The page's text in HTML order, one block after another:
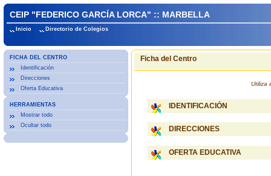
CEIP "FEDERICO GARCÍA LORCA" :: MARBELLA
Inicio Directorio de Colegios
FICHA DEL CENTRO
Identificación
Direcciones
Oferta Educativa
HERRAMIENTAS
Mostrar todo
Ocultar todo
Ficha del Centro
Utiliza
IDENTIFICACIÓN
DIRECCIONES
OFERTA EDUCATIVA